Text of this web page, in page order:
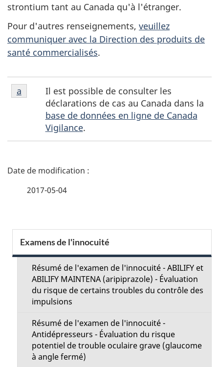
strontium tant au Canada qu'à l'étranger.
Pour d'autres renseignements, veuillez
communiquer avec la Direction des produits de
santé commercialisés.
Notes
de
Il est possible de consulter les
déclarations de cas au Canada dans la
base de données en ligne de Canada
Vigilance.
Retour à la référence de la note de bas de page
a
D
a
2017-05-04
e
Examens de l'innocuité
Résumé de l'examen de l'innocuité - ABILIFY et
ABILIFY MAINTENA (aripiprazole) - Évaluation
du risque de certains troubles du contrôle des
impulsions
Résumé de l'examen de l'innocuité -
Antidépresseurs - Évaluation du risque
potentiel de trouble oculaire grave (glaucome
à angle fermé)